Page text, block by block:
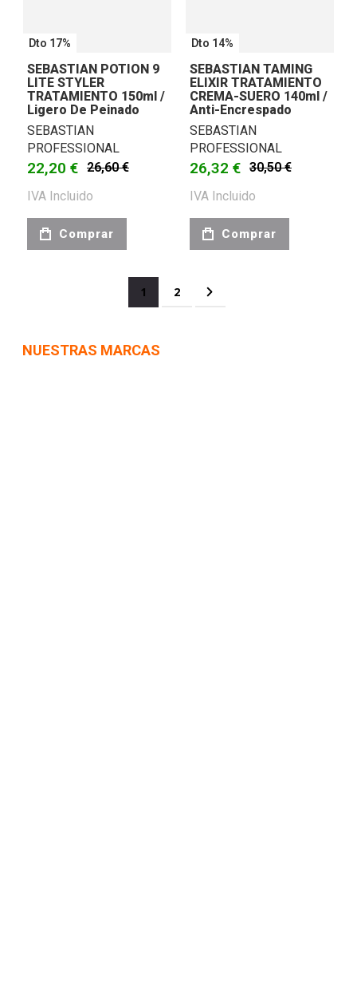
Dto 17%
SEBASTIAN POTION 9
LITE STYLER
TRATAMIENTO 150ml /
Ligero De Peinado
SEBASTIAN
PROFESSIONAL
22,20 € 26,60 €
IVA Incluido
Comprar
Dto 14%
SEBASTIAN TAMING
ELIXIR TRATAMIENTO
CREMA-SUERO 140ml /
Anti-Encrespado
SEBASTIAN
PROFESSIONAL
26,32 € 30,50 €
IVA Incluido
Comprar
Actualmente estás leyendo página
1 Página
2 Página
Siguiente
NUESTRAS MARCAS